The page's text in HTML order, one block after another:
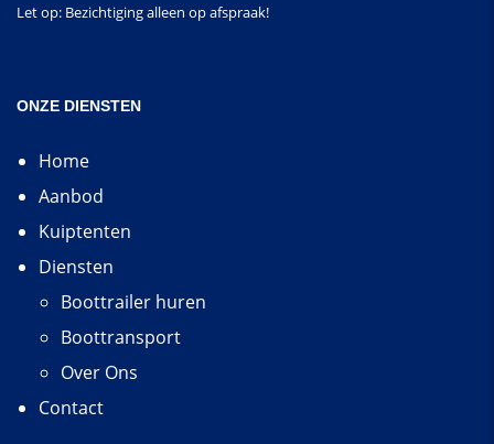
Let op: Bezichtiging alleen op afspraak!
ONZE DIENSTEN
Home
Aanbod
Kuiptenten
Diensten
Boottrailer huren
Boottransport
Over Ons
Contact